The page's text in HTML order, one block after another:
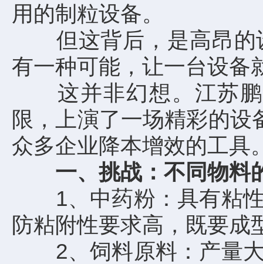
用的制粒设备。
但这背后，是高昂的
有一种可能，让一台设备
这并非幻想。江苏鹏
限，上演了一场精彩的设
众多企业降本增效的工具
一、挑战：不同物料
1、中药粉：具有粘性
防粘附性要求高，既要成
2、饲料原料：产量大